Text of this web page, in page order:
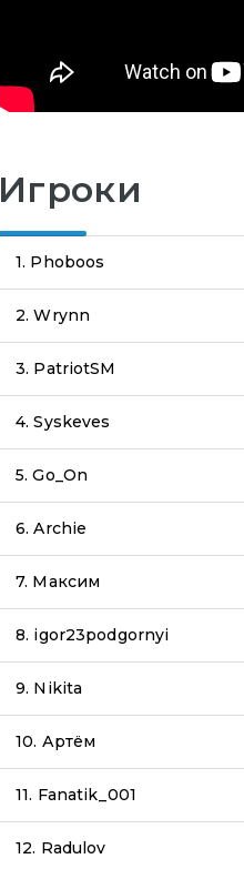
Игроки
1. Phoboos
2.Wrynn
3. PatriotSM
4.Syskeves
5.Go_On
6.Archie
7. Максим
8. igor23podgornyi
9. Nikita
10. Артём
11. Fanatik_001
12. Radulov